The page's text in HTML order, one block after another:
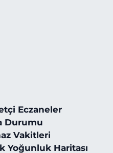
Eczaneler
Durumu
Vakitleri
Yoğunluk Haritası